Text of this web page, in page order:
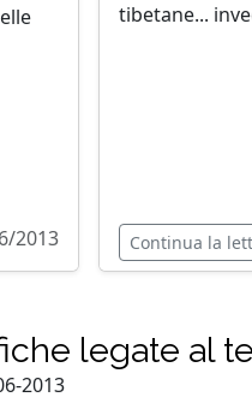
2013
tibetane...
Continua la
legate al
2013